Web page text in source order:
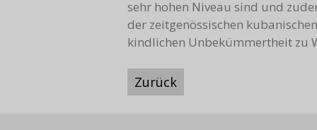
sehr hohen Niveau sind und
der zeitgenössischen
kindlichen Unbekümmertheit zu
Zurück